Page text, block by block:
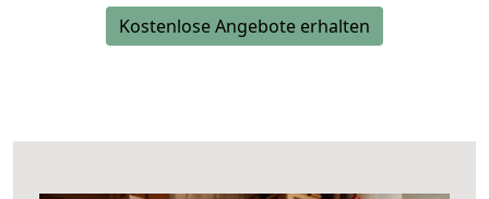
Kostenlose Angebote erhalten